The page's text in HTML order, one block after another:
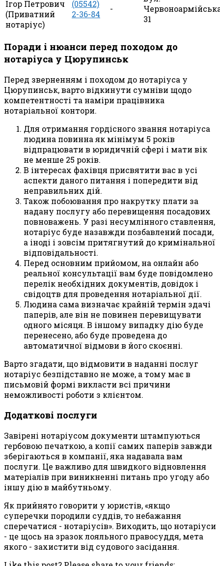
Ігор Петрович
(Приватний
нотаріус)
(05542)
2-36-84
-
31
Поради і нюанси перед походом до
нотаріуса у Цюрупинськ
Перед зверненням і походом до нотаріуса у
Цюрупинськ, варто відкинути сумніви щодо
компетентності та наміри працівника
нотаріальної контори.
Для отримання гордісного звання нотаріуса
людина повинна як мінімум 5 років
відпрацювати в юридичній сфері і мати вік
не менше 25 років.
В інтересах фахівця присвятити вас в усі
аспекти даного питання і попередити від
неправильних дій.
Також побоювання про накрутку плати за
надану послугу або перевищення посадових
повноважень. У разі несумлінного ставлення,
нотаріус буде назавжди позбавлений посади,
а іноді і зовсім притягнутий до кримінальної
відповідальності.
Перед основним прийомом, на онлайн або
реальної консультації вам буде повідомлено
перелік необхідних документів, довідок і
свідоцтв для проведення нотаріальної дії.
Людина сама визначає крайній термін здачі
паперів, але він не повинен перевищувати
одного місяця. В іншому випадку дію буде
перенесено, або буде проведена до
автоматичної відмови в його скоєнні.
Варто згадати, що відмовити в наданні послуг
нотаріус безпідставно не може, а тому має в
письмовій формі викласти всі причини
неможливості роботи з клієнтом.
Додаткові послуги
Завірені нотаріусом документи штампуються
гербовою печаткою, а копії самих паперів завжди
зберігаються в компанії, яка надавала вам
послуги. Це важливо для швидкого відновлення
матеріалів при виникненні питань про угоду або
іншу дію в майбутньому.
Як прийнято говорити у юристів, «якщо
суперечки породили суддів, то небажання
сперечатися - нотаріусів». Виходить, що нотаріуси
- це щось на зразок лояльного правосуддя, мета
якого - захистити від судового засідання.